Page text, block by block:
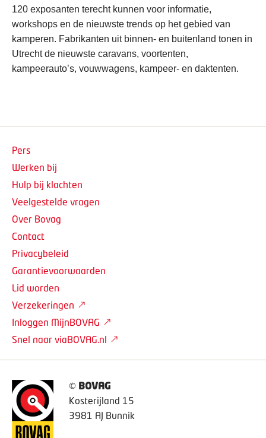
120 exposanten terecht kunnen voor informatie,
workshops en de nieuwste trends op het gebied van
kamperen. Fabrikanten uit binnen- en buitenland tonen in
Utrecht de nieuwste caravans, voortenten,
kampeerauto’s, vouwwagens, kampeer- en daktenten.
© BOVAG
Kosterijland 15
3981 AJ Bunnik
Pers
Werken bij
Hulp bij klachten
Veelgestelde vragen
Over Bovag
Contact
Privacybeleid
Garantievoorwaarden
Lid worden
Verzekeringen
Inloggen MijnBOVAG
Snel naar viaBOVAG.nl